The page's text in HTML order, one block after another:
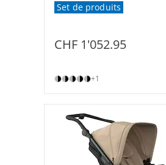
Set de produits
CHF 1'052.95
+1